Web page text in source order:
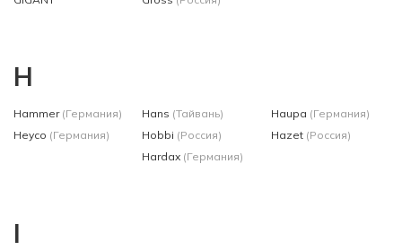
H
Hammer (Германия)
Heyco (Германия)
Hans (Тайвань)
Hobbi (Россия)
Hardax (Германия)
Haupa (Германия)
Hazet (Россия)
I